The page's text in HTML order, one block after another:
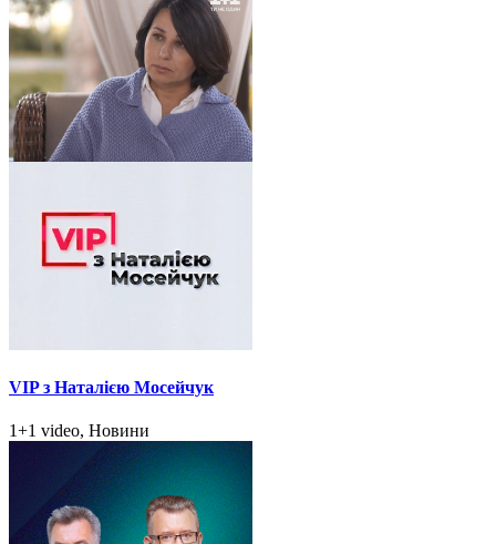
VIP з Наталією Мосейчук
1+1 video, Новини